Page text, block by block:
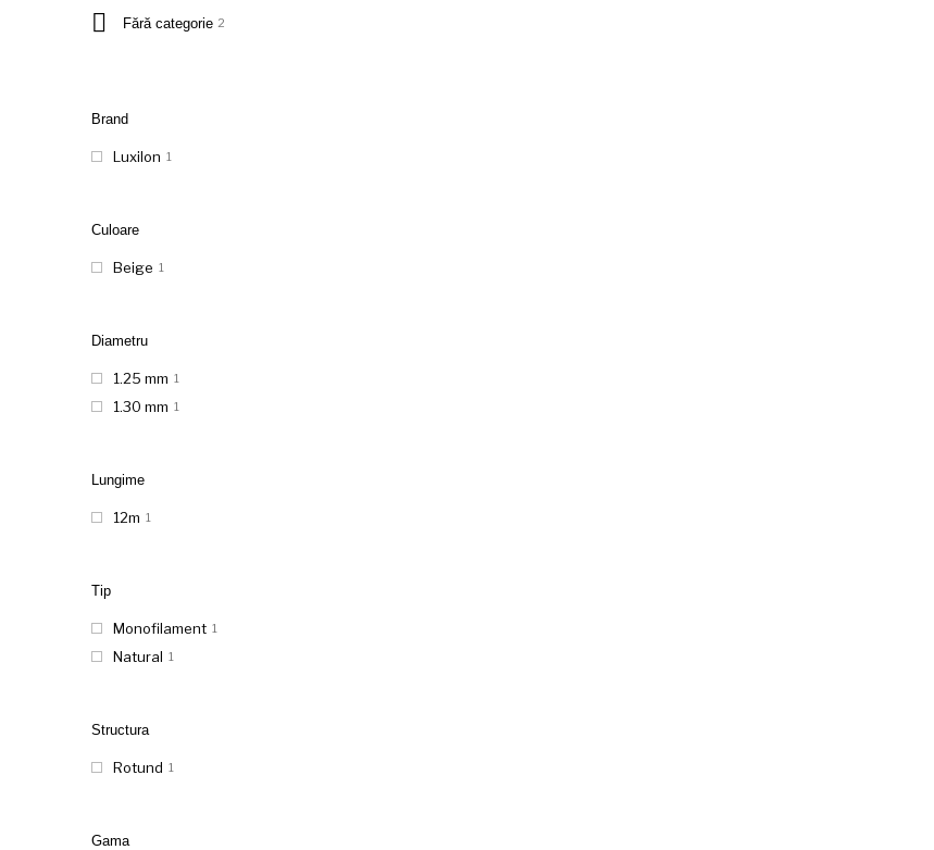
Fără categorie 2
Brand
Luxilon 1
Culoare
Beige 1
Diametru
1.25 mm 1
1.30 mm 1
Lungime
12m 1
Tip
Monofilament 1
Natural 1
Structura
Rotund 1
Gama